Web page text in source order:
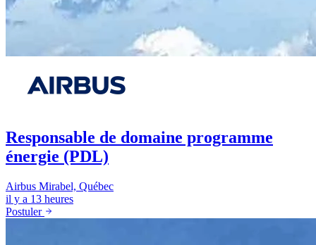
Responsable de domaine programme
énergie (PDL)
Airbus Mirabel, Québec
il y a 13 heures
Postuler